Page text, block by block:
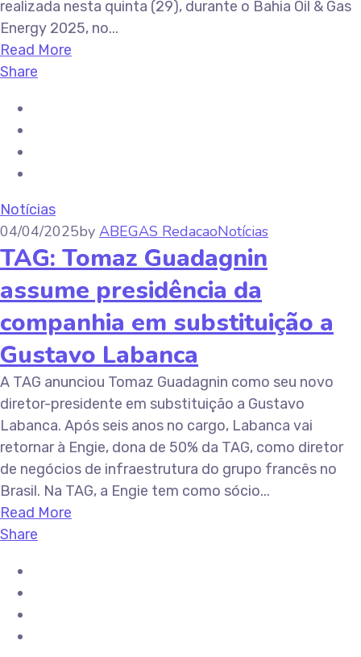
realizada nesta quinta (29), durante o Bahia Oil & Gas
Energy 2025, no...
Read More
Share
Notícias
04/04/2025by ABEGAS RedacaoNotícias
TAG: Tomaz Guadagnin
assume presidência da
companhia em substituição a
Gustavo Labanca
A TAG anunciou Tomaz Guadagnin como seu novo
diretor-presidente em substituição a Gustavo
Labanca. Após seis anos no cargo, Labanca vai
retornar à Engie, dona de 50% da TAG, como diretor
de negócios de infraestrutura do grupo francês no
Brasil. Na TAG, a Engie tem como sócio...
Read More
Share